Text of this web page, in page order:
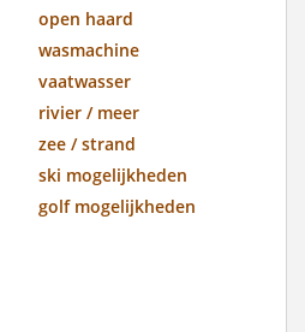
open haard
wasmachine
vaatwasser
rivier / meer
zee / strand
ski mogelijkheden
golf mogelijkheden